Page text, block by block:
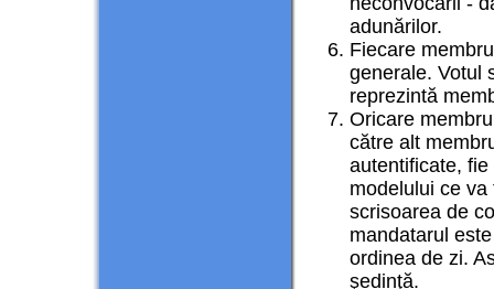
adunărilor.
Fiecare
generale. Votul
reprezintă
Oricare
către alt
autentificate,
modelului ce
scrisoarea de
mandatarul
ordinea de zi.
şedinţă.